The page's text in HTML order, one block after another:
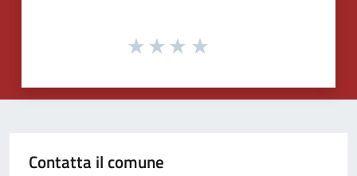
Contatta il comune